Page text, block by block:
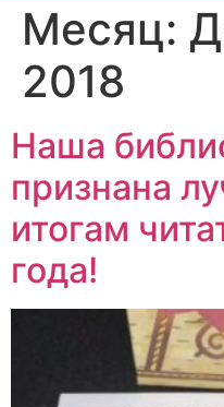
Месяц:
2018
Наша
признана
итогам
года!